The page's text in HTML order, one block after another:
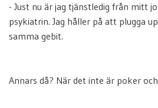
- Just nu är jag tjänstledig från mitt
psykiatrin. Jag håller på att plugga
samma gebit.
Annars då? När det inte är poker